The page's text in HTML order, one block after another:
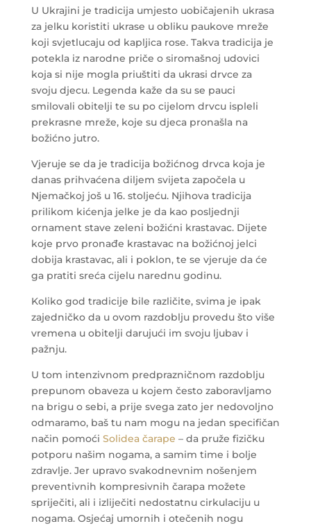
U Ukrajini je tradicija umjesto uobičajenih ukrasa
za jelku koristiti ukrase u obliku paukove mreže
koji svjetlucaju od kapljica rose. Takva tradicija je
potekla iz narodne priče o siromašnoj udovici
koja si nije mogla priuštiti da ukrasi drvce za
svoju djecu. Legenda kaže da su se pauci
smilovali obitelji te su po cijelom drvcu ispleli
prekrasne mreže, koje su djeca pronašla na
božićno jutro.
Vjeruje se da je tradicija božićnog drvca koja je
danas prihvaćena diljem svijeta započela u
Njemačkoj još u 16. stoljeću. Njihova tradicija
prilikom kićenja jelke je da kao posljednji
ornament stave zeleni božićni krastavac. Dijete
koje prvo pronađe krastavac na božićnoj jelci
dobija krastavac, ali i poklon, te se vjeruje da će
ga pratiti sreća cijelu narednu godinu.
Koliko god tradicije bile različite, svima je ipak
zajedničko da u ovom razdoblju provedu što više
vremena u obitelji darujući im svoju ljubav i
pažnju.
U tom intenzivnom predprazničnom razdoblju
prepunom obaveza u kojem često zaboravljamo
na brigu o sebi, a prije svega zato jer nedovoljno
odmaramo, baš tu nam mogu na jedan specifičan
način pomoći Solidea čarape – da pruže fizičku
potporu našim nogama, a samim time i bolje
zdravlje. Jer upravo svakodnevnim nošenjem
preventivnih kompresivnih čarapa možete
spriječiti, ali i izliječiti nedostatnu cirkulaciju u
nogama. Osjećaj umornih i otečenih nogu